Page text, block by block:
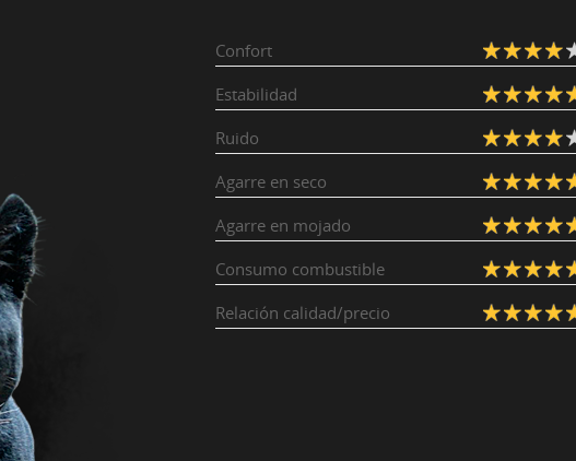
Confort
Estabilidad
Ruido
Agarre en seco
Agarre en mojado
Consumo combustible
Relación calidad/precio